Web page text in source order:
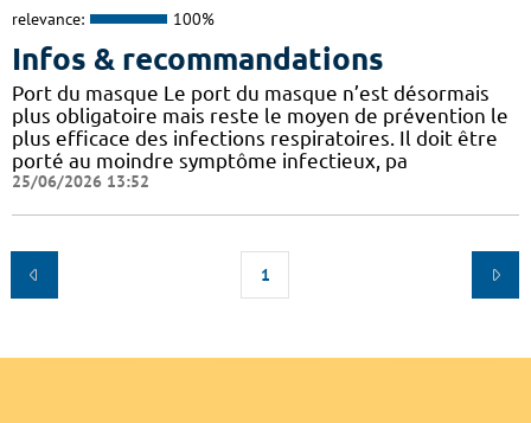
relevance: 100%
Infos & recommandations
Port du masque Le port du masque n’est désormais
plus obligatoire mais reste le moyen de prévention le
plus efficace des infections respiratoires. Il doit être
porté au moindre symptôme infectieux, pa
25/06/2026 13:52
1